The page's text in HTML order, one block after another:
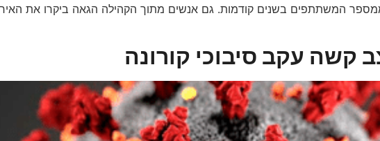
כרבע ממספר המשתתפים בשנים קודמות. גם אנשים מתוך הקהילה הגאה ביקרו את
קשה עקב סיבוכי קורונה